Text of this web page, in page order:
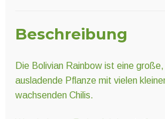
Beschreibung
Die Bolivian Rainbow ist eine
ausladende Pflanze mit vielen
wachsenden Chilis.